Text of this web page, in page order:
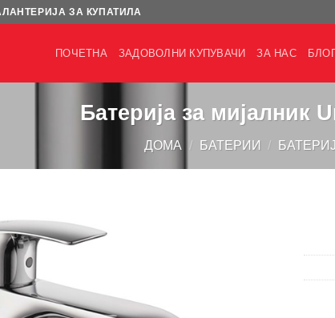
ЗА КУПАТИЛА
ПОЧЕТНА ЗАДОВОЛНИ КУПУВАЧИ ЗА НАС
Батерија за мијалник
ДОМА / БАТЕРИИ /